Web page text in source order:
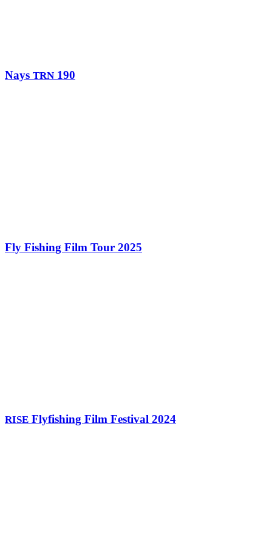
Nays TRN 190
Fly Fishing Film Tour 2025
RISE Flyfishing Film Festival 2024